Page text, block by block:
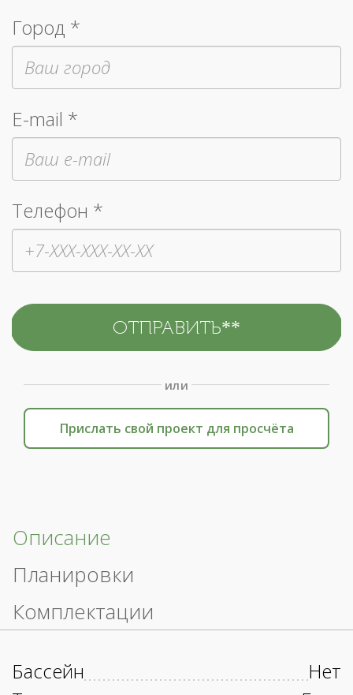
Город *
E-mail *
Телефон *
или
Прислать свой проект для просчёта
Описание
Планировки
Комплектации
Бассейн
Нет